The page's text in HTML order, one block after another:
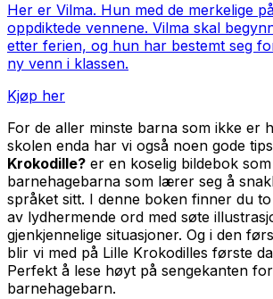
Her er Vilma. Hun med de merkelige
oppdiktede vennene. Vilma skal
etter ferien, og hun har bestemt seg
ny venn i klassen.
Kjøp her
For de aller minste barna som ikke er
skolen enda har vi også noen gode
Krokodille? er en koselig bildebok
barnehagebarna som lærer seg å
språket sitt. I denne boken finner du
av lydhermende ord med søte
gjenkjennelige situasjoner. Og i den
blir vi med på Lille Krokodilles første
Perfekt å lese høyt på sengekanten
barnehagebarn.